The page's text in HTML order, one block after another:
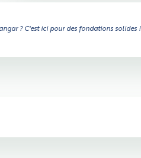
? C'est ici pour des fondations solides !